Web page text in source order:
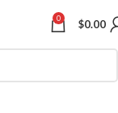
0 $0.00